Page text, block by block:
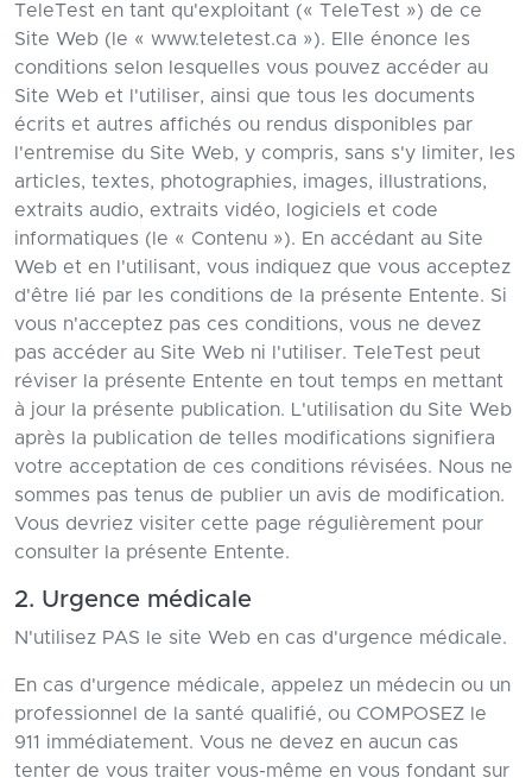
TeleTest en tant qu'exploitant (« TeleTest ») de ce
Site Web (le « www.teletest.ca »). Elle énonce les
conditions selon lesquelles vous pouvez accéder au
Site Web et l'utiliser, ainsi que tous les documents
écrits et autres affichés ou rendus disponibles par
l'entremise du Site Web, y compris, sans s'y limiter, les
articles, textes, photographies, images, illustrations,
extraits audio, extraits vidéo, logiciels et code
informatiques (le « Contenu »). En accédant au Site
Web et en l'utilisant, vous indiquez que vous acceptez
d'être lié par les conditions de la présente Entente. Si
vous n'acceptez pas ces conditions, vous ne devez
pas accéder au Site Web ni l'utiliser. TeleTest peut
réviser la présente Entente en tout temps en mettant
à jour la présente publication. L'utilisation du Site Web
après la publication de telles modifications signifiera
votre acceptation de ces conditions révisées. Nous ne
sommes pas tenus de publier un avis de modification.
Vous devriez visiter cette page régulièrement pour
consulter la présente Entente.
2. Urgence médicale
N'utilisez PAS le site Web en cas d'urgence médicale.
En cas d'urgence médicale, appelez un médecin ou un
professionnel de la santé qualifié, ou COMPOSEZ le
911 immédiatement. Vous ne devez en aucun cas
tenter de vous traiter vous-même en vous fondant sur